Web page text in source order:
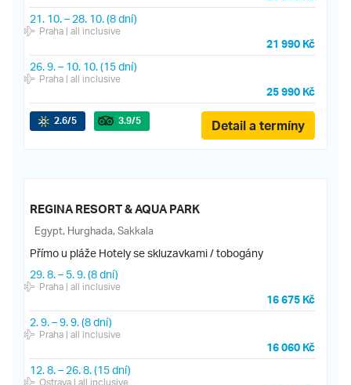
21. 10.– 28. 10.(8 dní)
Praha| all inclusive
21 990 Kč
26. 9.– 10. 10.(15 dní)
Praha| all inclusive
25 990 Kč
2.6/5 3.9/5 Detail a termíny
REGINA RESORT & AQUA PARK
Egypt, Hurghada, Sakkala
Přímo u pláže Hotely se skluzavkami / tobogány
29. 8.– 5. 9.(8 dní)
Praha| all inclusive
16 675 Kč
2. 9.–9. 9.(8 dní)
Praha| all inclusive
16 060 Kč
12. 8.– 26. 8.(15 dní)
Ostrava| all inclusive